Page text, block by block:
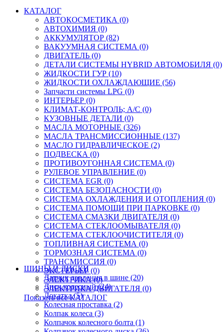
КАТАЛОГ
АВТОКОСМЕТИКА (0)
АВТОХИМИЯ (0)
АККУМУЛЯТОР (82)
ВАКУУМНАЯ СИСТЕМА (0)
ДВИГАТЕЛЬ (0)
ДЕТАЛИ СИСТЕМЫ HYBRID АВТОМОБИЛЯ (0)
ЖИДКОСТИ ГУР (10)
ЖИДКОСТИ ОХЛАЖДАЮЩИЕ (56)
Запчасти системы LPG (0)
ИНТЕРЬЕР (0)
КЛИМАТ-КОНТРОЛЬ; A/C (0)
КУЗОВНЫЕ ДЕТАЛИ (0)
МАСЛА МОТОРНЫЕ (326)
МАСЛА ТРАНСМИССИОННЫЕ (137)
МАСЛО ГИДРАВЛИЧЕСКОЕ (2)
ПОДВЕСКА (0)
ПРОТИВОУГОННАЯ СИСТЕМА (0)
РУЛЕВОЕ УПРАВЛЕНИЕ (0)
СИСТЕМА EGR (0)
СИСТЕМА БЕЗОПАСНОСТИ (0)
СИСТЕМА ОХЛАЖДЕНИЯ И ОТОПЛЕНИЯ (0)
СИСТЕМА ПОМОЩИ ПРИ ПАРКОВКЕ (0)
СИСТЕМА СМАЗКИ ДВИГАТЕЛЯ (0)
СИСТЕМА СТЕКЛООМЫВАТЕЛЯ (0)
СИСТЕМА СТЕКЛООЧИСТИТЕЛЯ (0)
ТОПЛИВНАЯ СИСТЕМА (0)
ТОРМОЗНАЯ СИСТЕМА (0)
ТРАНСМИССИЯ (0)
ЭКСТЕРЬЕР (0)
ЭЛЕКТРИКА (0)
ЭЛЕКТРИКА ДВИГАТЕЛЯ (0)
Показать все КАТАЛОГ
ШИНЫ И ДИСКИ
Датчик давления в шине (20)
Диск колесный (24)
Докатка (5)
Колесная проставка (2)
Колпак колеса (3)
Колпачок колесного болта (1)